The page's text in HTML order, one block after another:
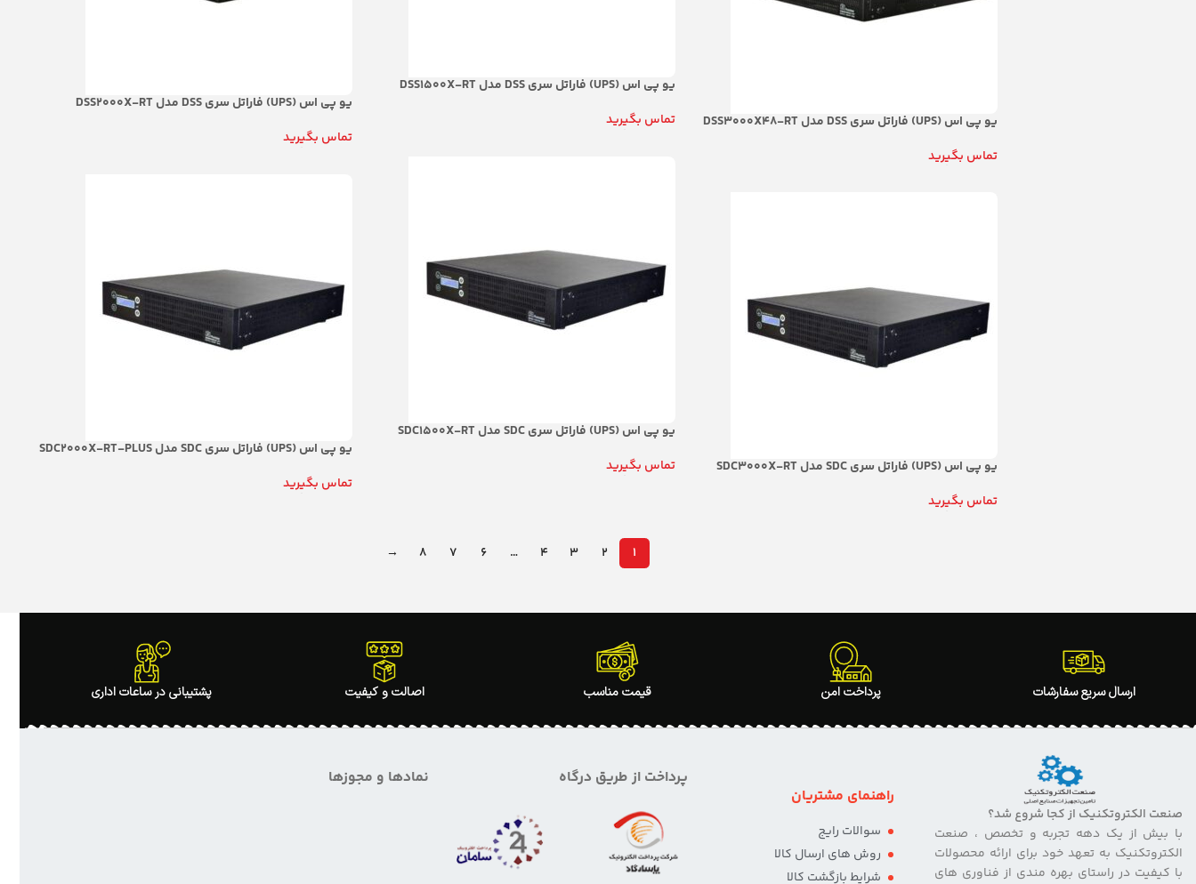
یو پی اس (UPS) فاراتل سری DSS مدل DSS1500X-RT
تماس بگیرید
یو پی اس (UPS) فاراتل سری DSS مدل DSS2000X-RT
تماس بگیرید
یو پی اس (UPS) فاراتل سری DSS مدل DSS3000X48-RT
تماس بگیرید
یو پی اس (UPS) فاراتل سری SDC مدل SDC1500X-RT
تماس بگیرید
یو پی اس (UPS) فاراتل سری SDC مدل SDC2000X-RT-PLUS
تماس بگیرید
یو پی اس (UPS) فاراتل سری SDC مدل SDC3000X-RT
تماس بگیرید
1
2
3
4
…
6
7
8
→
ارسال سریع سفارشات پرداخت امن قیمت مناسب اصالت و کیفیت پشتیبانی در ساعات اداری
صنعت الکتروتکنیک از کجا شروع شد؟
با بیش از یک دهه تجربه و تخصص ، صنعت
الکتروتکنیک به تعهد خود برای ارائه محصولات
با کیفیت در راستای بهره مندی از فناوری های
راهنمای مشتریان
سوالات رایج
روش های ارسال کالا
شرایط بازگشت کالا
پرداخت از طریق درگاه نمادها و مجوزها